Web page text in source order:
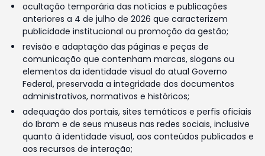
ocultação temporária das notícias e publicações
anteriores a 4 de julho de 2026 que caracterizem
publicidade institucional ou promoção da gestão;
revisão e adaptação das páginas e peças de
comunicação que contenham marcas, slogans ou
elementos da identidade visual do atual Governo
Federal, preservada a integridade dos documentos
administrativos, normativos e históricos;
adequação dos portais, sites temáticos e perfis oficiais
do Ibram e de seus museus nas redes sociais, inclusive
quanto à identidade visual, aos conteúdos publicados e
aos recursos de interação;